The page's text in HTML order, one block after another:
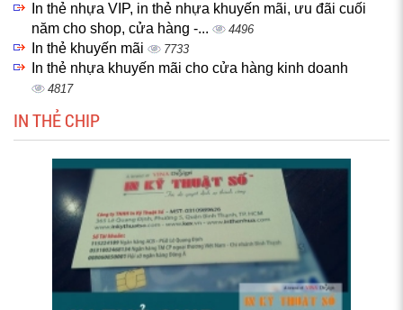
In thẻ nhựa VIP, in thẻ nhựa khuyến mãi, ưu đãi cuối
năm cho shop, cửa hàng -...
4496
In thẻ khuyến mãi 7733
In thẻ nhựa khuyến mãi cho cửa hàng kinh doanh
4817
IN THẺ CHIP